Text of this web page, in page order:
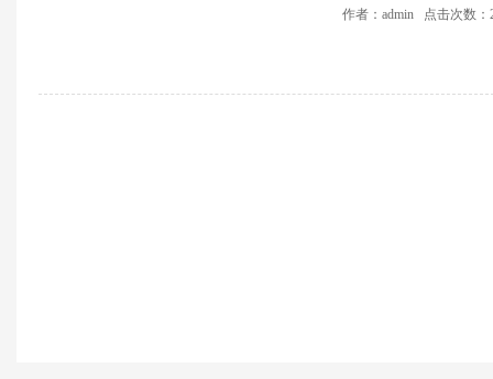
作者：admin 点击次数：